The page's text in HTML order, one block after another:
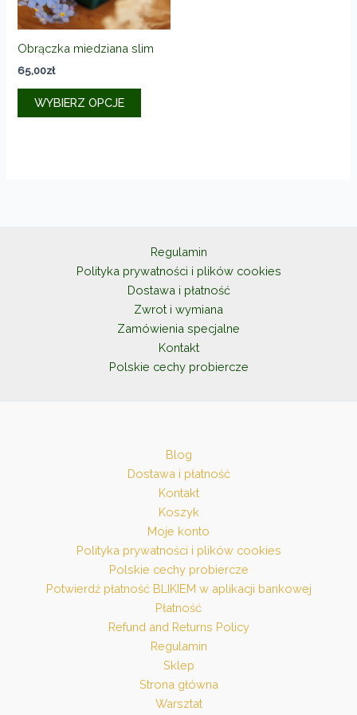
Obrączka miedziana slim
65,00zł
WYBIERZ OPCJE
Ten
na
stronie
produktu
Regulamin
Polityka prywatności i plików cookies
Dostawa i płatność
Zwrot i wymiana
Zamówienia specjalne
Kontakt
Polskie cechy probiercze
Blog
Dostawa i płatność
Kontakt
Koszyk
Moje konto
Polityka prywatności i plików cookies
Polskie cechy probiercze
Potwierdź płatność BLIKIEM w aplikacji bankowej
Płatność
Refund and Returns Policy
Regulamin
Sklep
Strona główna
Warsztat